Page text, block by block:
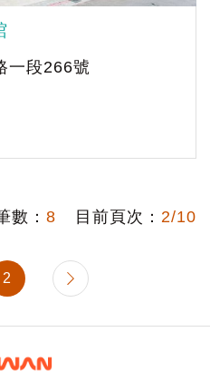
一段266號
數： 8 目前頁次： 2/10
2